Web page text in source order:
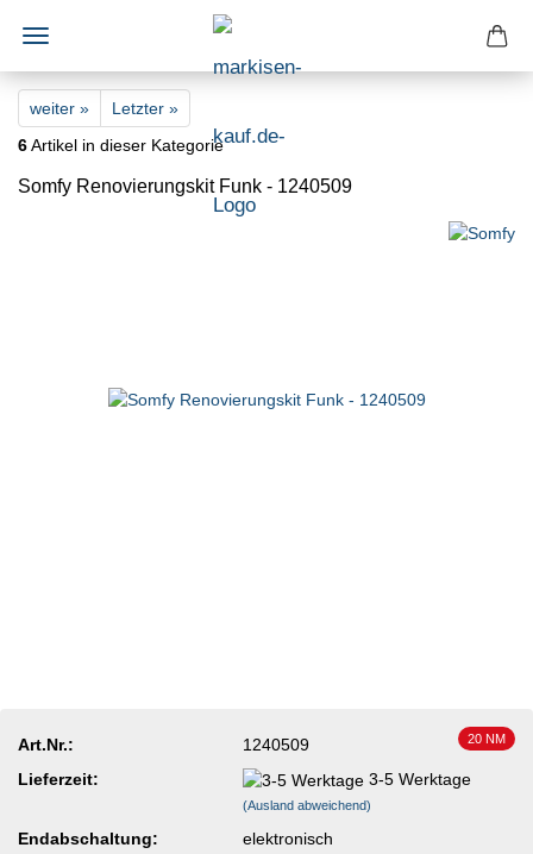
weiter »
Letzter »
6Artikel in dieser Kategorie
Somfy Renovierungskit Funk - 1240509
20 NM
Art.Nr.:
1240509
Lieferzeit:
3-5 Werktage
(Ausland abweichend)
Endabschaltung:
elektronisch